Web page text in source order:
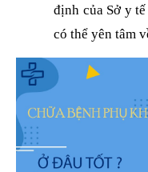
định của Sở y
có thể yên tâm